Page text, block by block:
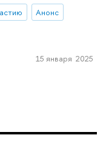
Анонс
15 января 2025